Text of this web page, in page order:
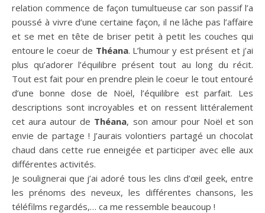
relation commence de façon tumultueuse car son passif l’a
poussé à vivre d’une certaine façon, il ne lâche pas l’affaire
et se met en tête de briser petit à petit les couches qui
entoure le coeur de Théana. L’humour y est présent et j’ai
plus qu’adorer l’équilibre présent tout au long du récit.
Tout est fait pour en prendre plein le coeur le tout entouré
d’une bonne dose de Noël, l’équilibre est parfait. Les
descriptions sont incroyables et on ressent littéralement
cet aura autour de Théana, son amour pour Noël et son
envie de partage ! J’aurais volontiers partagé un chocolat
chaud dans cette rue enneigée et participer avec elle aux
différentes activités.
Je soulignerai que j’ai adoré tous les clins d’œil geek, entre
les prénoms des neveux, les différentes chansons, les
téléfilms regardés,… ca me ressemble beaucoup !